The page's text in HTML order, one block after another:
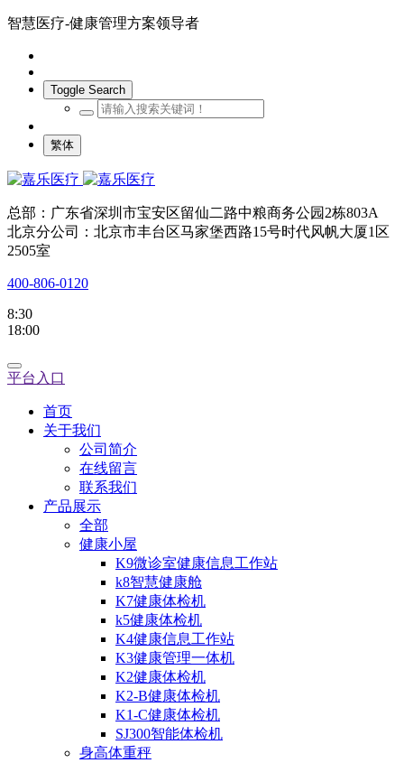
智慧医疗-健康管理方案领导者
Toggle Search
繁体
总部：广东省深圳市宝安区留仙二路中粮商务公园2栋803A
北京分公司：北京市丰台区马家堡西路15号时代风帆大厦1区
2505室
400-806-0120
8:30
18:00
平台入口
首页
关于我们
公司简介
在线留言
联系我们
产品展示
全部
健康小屋
K9微诊室健康信息工作站
k8智慧健康舱
K7健康体检机
k5健康体检机
K4健康信息工作站
K3健康管理一体机
K2健康体检机
K2-B健康体检机
K1-C健康体检机
SJ300智能体检机
身高体重秤